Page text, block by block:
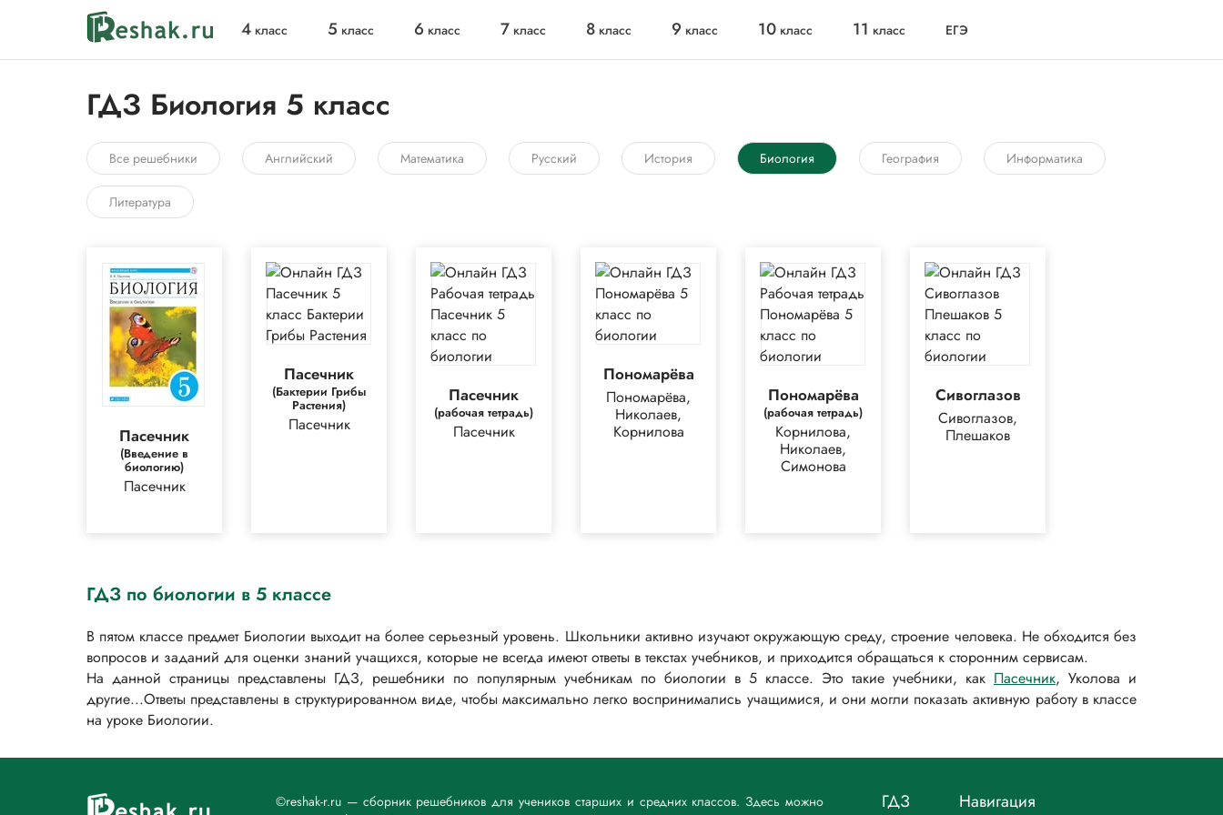
4 класс 5 класс 6 класс 7 класс 8 класс 9 класс 10 класс 11 класс ЕГЭ
ГДЗ Биология 5 класс
Все решебники Английский Математика Русский История Биология География Информатика
Литература
Пасечник
(Введение в
биологию)
Пасечник
Пасечник
(Бактерии Грибы
Растения)
Пасечник
Пасечник
(рабочая тетрадь)
Пасечник
Пономарёва
Пономарёва,
Николаев,
Корнилова
Пономарёва
(рабочая тетрадь)
Корнилова,
Николаев,
Симонова
Сивоглазов
Сивоглазов,
Плешаков
ГДЗ по биологии в 5 классе
В пятом классе предмет Биологии выходит на более серьезный уровень. Школьники активно изучают окружающую среду, строение человека. Не обходится без
вопросов и заданий для оценки знаний учащихся, которые не всегда имеют ответы в текстах учебников, и приходится обращаться к сторонним сервисам.
На данной страницы представлены ГДЗ, решебники по популярным учебникам по биологии в 5 классе. Это такие учебники, как Пасечник, Уколова и
другие...Ответы представлены в структурированном виде, чтобы максимально легко воспринимались учащимися, и они могли показать активную работу в классе
на уроке Биологии.
©reshak-r.ru — сборник решебников для учеников старших и средних классов. Здесь можно
ГДЗ Навигация